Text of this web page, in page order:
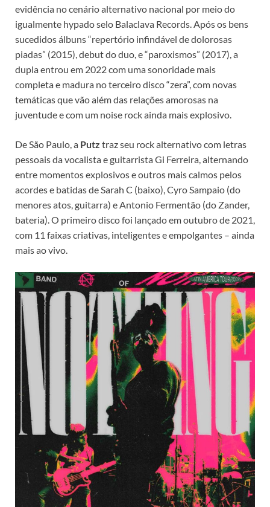
evidência no cenário alternativo nacional por meio do
igualmente hypado selo Balaclava Records. Após os bens
sucedidos álbuns “repertório infindável de dolorosas
piadas” (2015), debut do duo, e “paroxismos” (2017), a
dupla entrou em 2022 com uma sonoridade mais
completa e madura no terceiro disco “zera”, com novas
temáticas que vão além das relações amorosas na
juventude e com um noise rock ainda mais explosivo.
De São Paulo, a Putz traz seu rock alternativo com letras
pessoais da vocalista e guitarrista Gi Ferreira, alternando
entre momentos explosivos e outros mais calmos pelos
acordes e batidas de Sarah C (baixo), Cyro Sampaio (do
menores atos, guitarra) e Antonio Fermentão (do Zander,
bateria). O primeiro disco foi lançado em outubro de 2021,
com 11 faixas criativas, inteligentes e empolgantes – ainda
mais ao vivo.